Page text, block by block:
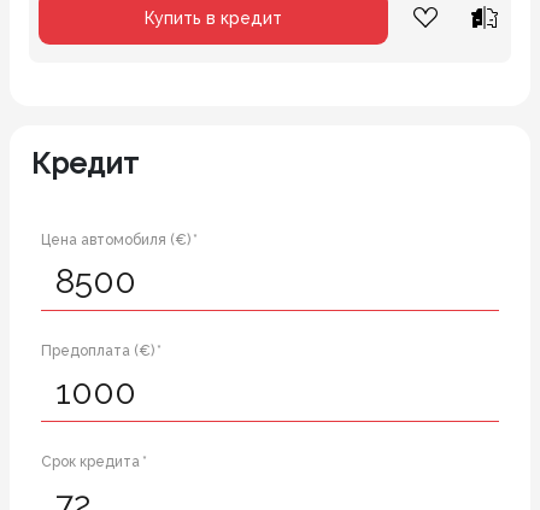
Купить в кредит
Кредит
Цена автомобиля (€) *
Предоплата (€) *
Срок кредита *